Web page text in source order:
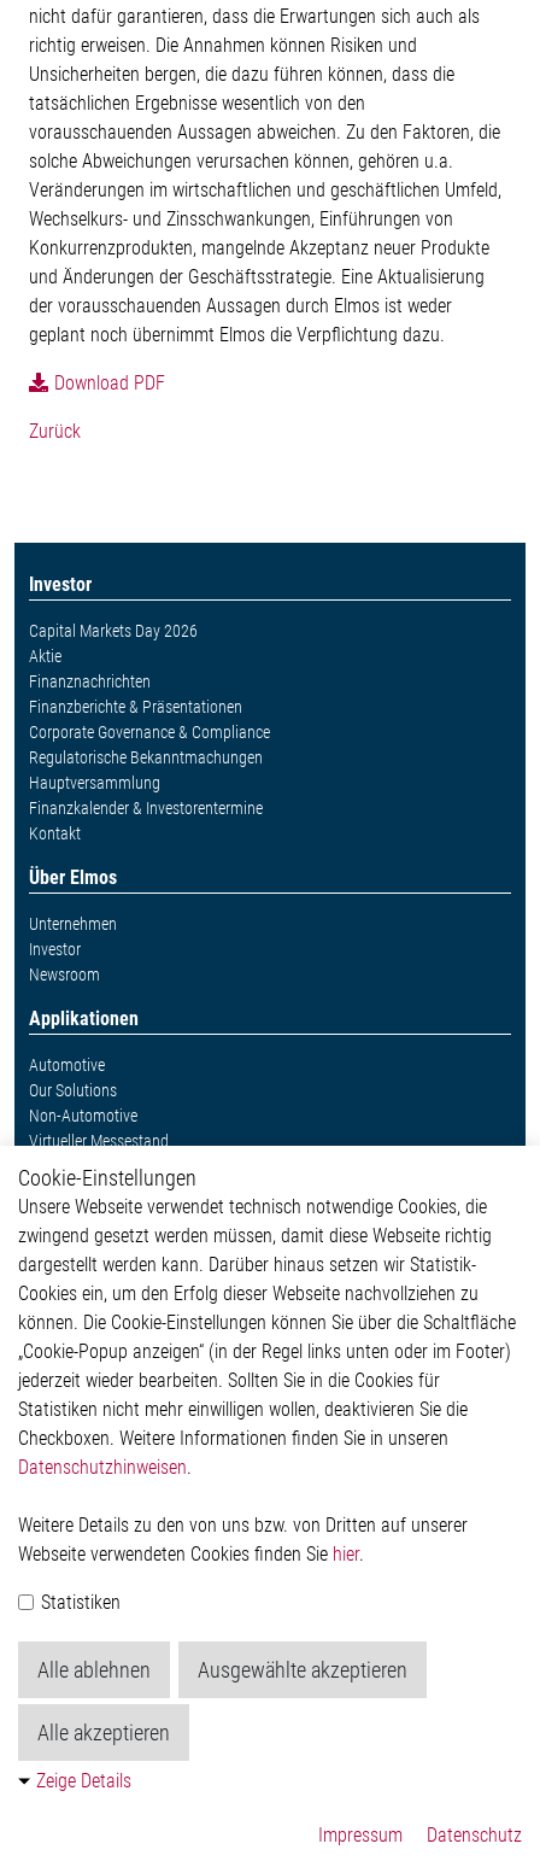
nicht dafür garantieren, dass die Erwartungen sich auch als
richtig erweisen. Die Annahmen können Risiken und
Unsicherheiten bergen, die dazu führen können, dass die
tatsächlichen Ergebnisse wesentlich von den
vorausschauenden Aussagen abweichen. Zu den Faktoren, die
solche Abweichungen verursachen können, gehören u.a.
Veränderungen im wirtschaftlichen und geschäftlichen Umfeld,
Wechselkurs- und Zinsschwankungen, Einführungen von
Konkurrenzprodukten, mangelnde Akzeptanz neuer Produkte
und Änderungen der Geschäftsstrategie. Eine Aktualisierung
der vorausschauenden Aussagen durch Elmos ist weder
geplant noch übernimmt Elmos die Verpflichtung dazu.
Download PDF
Zurück
Investor
Capital Markets Day 2026
Aktie
Finanznachrichten
Finanzberichte & Präsentationen
Corporate Governance & Compliance
Regulatorische Bekanntmachungen
Hauptversammlung
Finanzkalender & Investorentermine
Kontakt
Über Elmos
Unternehmen
Investor
Newsroom
Applikationen
Automotive
Our Solutions
Non-Automotive
Virtueller Messestand
Weitere Links
Glossar
Kontakt
Hinweisgeberschutzsystem
Impressum
Datenschutzerklärung
Cookie-Popup anzeigen
Elmos Semiconductor SE
Werkstättenstraße 18
Telefon: +49 (0) 2171 / 40 183-0
Handelsregister:
Köln HRB 123561
Cookie-Einstellungen
Unsere Webseite verwendet technisch notwendige Cookies, die
zwingend gesetzt werden müssen, damit diese Webseite richtig
dargestellt werden kann. Darüber hinaus setzen wir Statistik-
Cookies ein, um den Erfolg dieser Webseite nachvollziehen zu
können. Die Cookie-Einstellungen können Sie über die Schaltfläche
„Cookie-Popup anzeigen“ (in der Regel links unten oder im Footer)
jederzeit wieder bearbeiten. Sollten Sie in die Cookies für
Statistiken nicht mehr einwilligen wollen, deaktivieren Sie die
Checkboxen. Weitere Informationen finden Sie in unseren
Datenschutzhinweisen.
Weitere Details zu den von uns bzw. von Dritten auf unserer
Webseite verwendeten Cookies finden Sie hier.
Statistiken
Alle ablehnen Ausgewählte akzeptieren
Alle akzeptieren
Zeige Details
Impressum Datenschutz